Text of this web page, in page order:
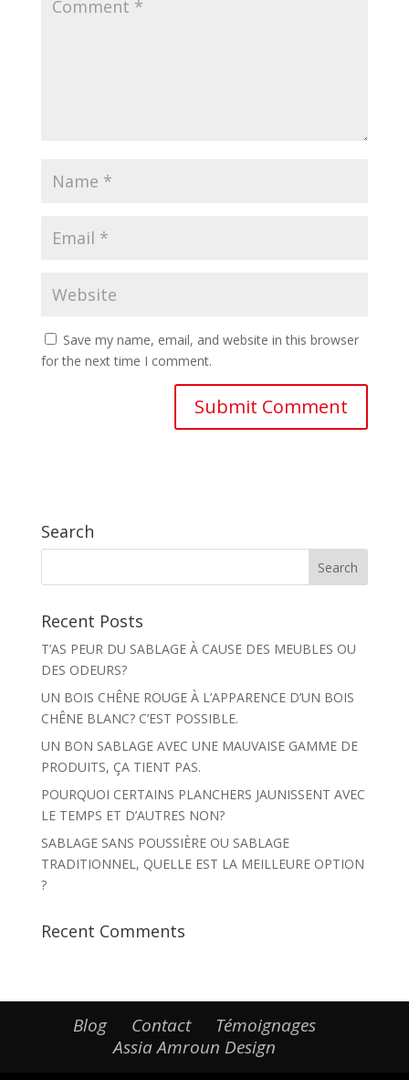
Save my name, email, and website in this browser
for the next time I comment.
Search
Recent Posts
T’AS PEUR DU SABLAGE À CAUSE DES MEUBLES OU
DES ODEURS?
UN BOIS CHÊNE ROUGE À L’APPARENCE D’UN BOIS
CHÊNE BLANC? C’EST POSSIBLE.
UN BON SABLAGE AVEC UNE MAUVAISE GAMME DE
PRODUITS, ÇA TIENT PAS.
POURQUOI CERTAINS PLANCHERS JAUNISSENT AVEC
LE TEMPS ET D’AUTRES NON?
SABLAGE SANS POUSSIÈRE OU SABLAGE
TRADITIONNEL, QUELLE EST LA MEILLEURE OPTION
?
Recent Comments
Blog Contact
Témoignages
Assia Amroun Design